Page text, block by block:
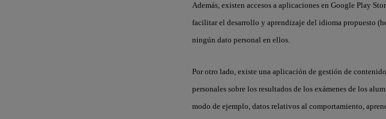
Además, existen accesos a aplicaciones en Google Play
facilitar el desarrollo y aprendizaje del idioma propuesto
ningún dato personal en ellos.
Por otro lado, existe una aplicación de gestión de
personales sobre los resultados de los exámenes de los
modo de ejemplo, datos relativos al comportamiento,